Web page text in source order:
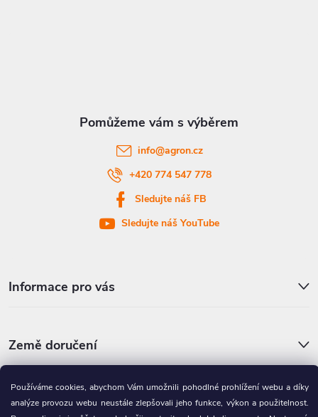
Používáme cookies, abychom Vám umožnili pohodlné prohlížení webu a díky
analýze provozu webu neustále zlepšovali jeho funkce, výkon a použitelnost.
Informace pro vás
Země doručení
Partnerská výdejní místa
info@agron.cz
+420 774 547 778
Sledujte náš FB
Sledujte náš YouTube